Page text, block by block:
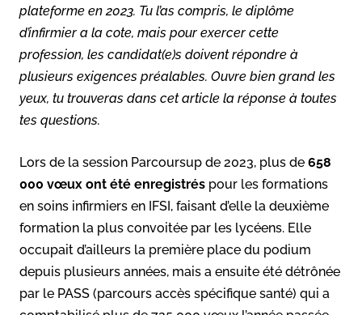
plateforme en 2023. Tu l’as compris, le diplôme
d’infirmier a la cote, mais pour exercer cette
profession, les candidat(e)s doivent répondre à
plusieurs exigences préalables. Ouvre bien grand les
yeux, tu trouveras dans cet article la réponse à toutes
tes questions.
Lors de la session Parcoursup de 2023, plus de 658
000 vœux ont été enregistrés pour les formations
en soins infirmiers en IFSI, faisant d’elle la deuxième
formation la plus convoitée par les lycéens. Elle
occupait d’ailleurs la première place du podium
depuis plusieurs années, mais a ensuite été détrônée
par le PASS (parcours accès spécifique santé) qui a